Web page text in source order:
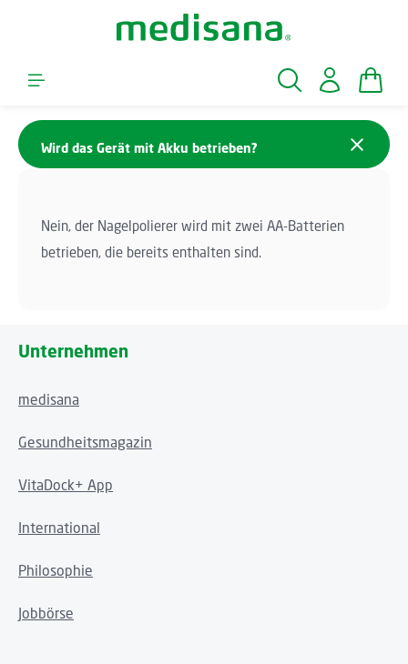
Zum Hauptinhalt springen
Wird das Gerät mit Akku betrieben?
Nein, der Nagelpolierer wird mit zwei AA-Batterien
betrieben, die bereits enthalten sind.
Unternehmen
medisana
Gesundheitsmagazin
VitaDock+ App
International
Philosophie
Jobbörse